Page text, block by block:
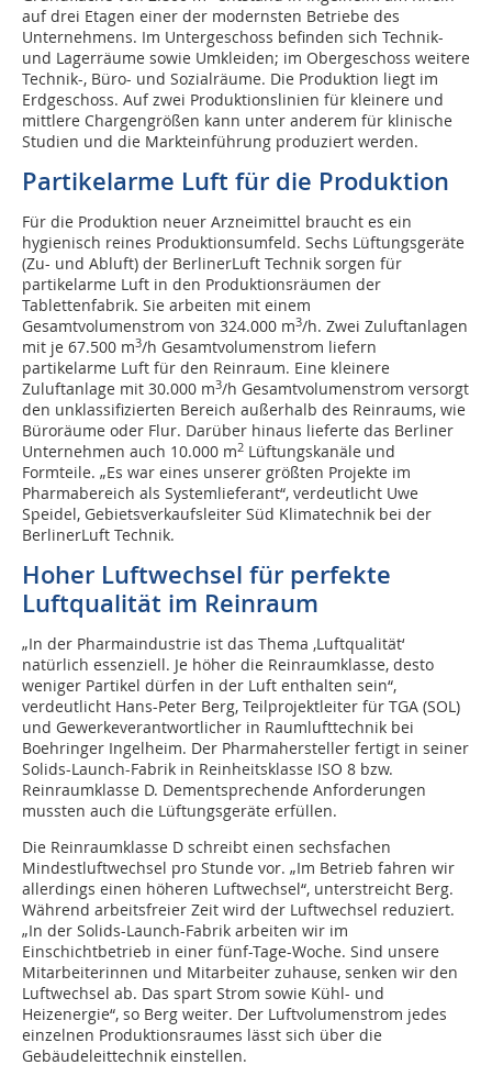
auf drei Etagen einer der modernsten Betriebe des
Unternehmens. Im Untergeschoss befinden sich Technik-
und Lagerräume sowie Umkleiden; im Obergeschoss weitere
Technik-, Büro- und Sozialräume. Die Produktion liegt im
Erdgeschoss. Auf zwei Produktionslinien für kleinere und
mittlere Chargengrößen kann unter anderem für klinische
Studien und die Markteinführung produziert werden.
Partikelarme Luft für die ­Produktion
Für die Produktion neuer Arzneimittel braucht es ein
hygienisch reines Produktionsumfeld. Sechs Lüftungsgeräte
(Zu- und Abluft) der BerlinerLuft Technik sorgen für
partikelarme Luft in den Produktionsräumen der
Tablettenfabrik. Sie arbeiten mit einem
Gesamtvolumenstrom von 324.000 m3/h. Zwei Zuluftanlagen
mit je 67.500 m3/h Gesamtvolumenstrom liefern
partikelarme Luft für den Reinraum. Eine kleinere
Zuluftanlage mit 30.000 m3/h Gesamtvolumenstrom versorgt
den unklassifizierten Bereich außerhalb des Reinraums, wie
Büroräume oder Flur. Darüber hinaus lieferte das Berliner
Unternehmen auch 10.000 m2 Lüftungskanäle und
Formteile. „Es war eines unserer größten Projekte im
Pharmabereich als Systemlieferant“, verdeutlicht Uwe
Speidel, Gebietsverkaufsleiter Süd Klimatechnik bei der
BerlinerLuft Technik.
Hoher Luftwechsel für perfekte
Luftqualität im Reinraum
„In der Pharmaindustrie ist das Thema ‚Luftqualität‘
natürlich essenziell. Je höher die Reinraumklasse, desto
weniger Partikel dürfen in der Luft enthalten sein“,
verdeutlicht Hans-Peter Berg, Teilprojektleiter für TGA (SOL)
und Gewerkeverantwortlicher in Raumlufttechnik bei
Boehringer Ingelheim. Der Pharmahersteller fertigt in seiner
Solids-Launch-Fabrik in Reinheitsklasse ISO 8 bzw.
Reinraumklasse D. Dementsprechende Anforderungen
mussten auch die Lüftungsgeräte erfüllen.
Die Reinraumklasse D schreibt einen sechsfachen
Mindestluftwechsel pro Stunde vor. „Im Betrieb fahren wir
allerdings einen höheren Luftwechsel“, unterstreicht Berg.
Während arbeitsfreier Zeit wird der Luftwechsel reduziert.
„In der Solids-Launch-Fabrik arbeiten wir im
Einschichtbetrieb in einer fünf-Tage-Woche. Sind unsere
Mitarbeiterinnen und Mitarbeiter zuhause, senken wir den
Luftwechsel ab. Das spart Strom sowie Kühl- und
Heizenergie“, so Berg weiter. Der Luftvolumenstrom jedes
einzelnen Produktionsraumes lässt sich über die
Gebäudeleittechnik einstellen.